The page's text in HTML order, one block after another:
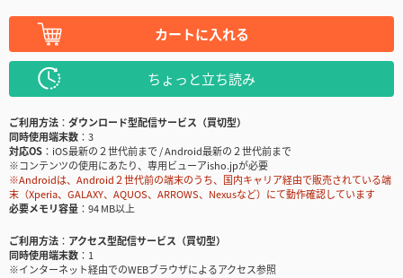
カートに入れる
ちょっと立ち読み
ご利用方法
ダウンロード型配信サービス（買切型）
同時使用端末数
3
対応OS
iOS最新の２世代前まで / Android最新の２世代前まで
※コンテンツの使用にあたり、専用ビューアisho.jpが必要
※Androidは、Android２世代前の端末のうち、国内キャリア経由で販売されている端
末（Xperia、GALAXY、AQUOS、ARROWS、Nexusなど）にて動作確認しています
必要メモリ容量
94 MB以上
ご利用方法
アクセス型配信サービス（買切型）
同時使用端末数
1
※インターネット経由でのWEBブラウザによるアクセス参照